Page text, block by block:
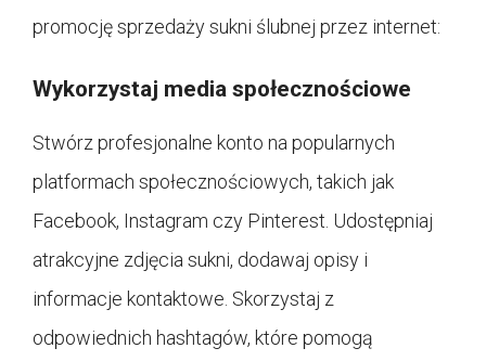
promocję sprzedaży sukni ślubnej przez internet:
Wykorzystaj media społecznościowe
Stwórz profesjonalne konto na popularnych
platformach społecznościowych, takich jak
Facebook, Instagram czy Pinterest. Udostępniaj
atrakcyjne zdjęcia sukni, dodawaj opisy i
informacje kontaktowe. Skorzystaj z
odpowiednich hashtagów, które pomogą